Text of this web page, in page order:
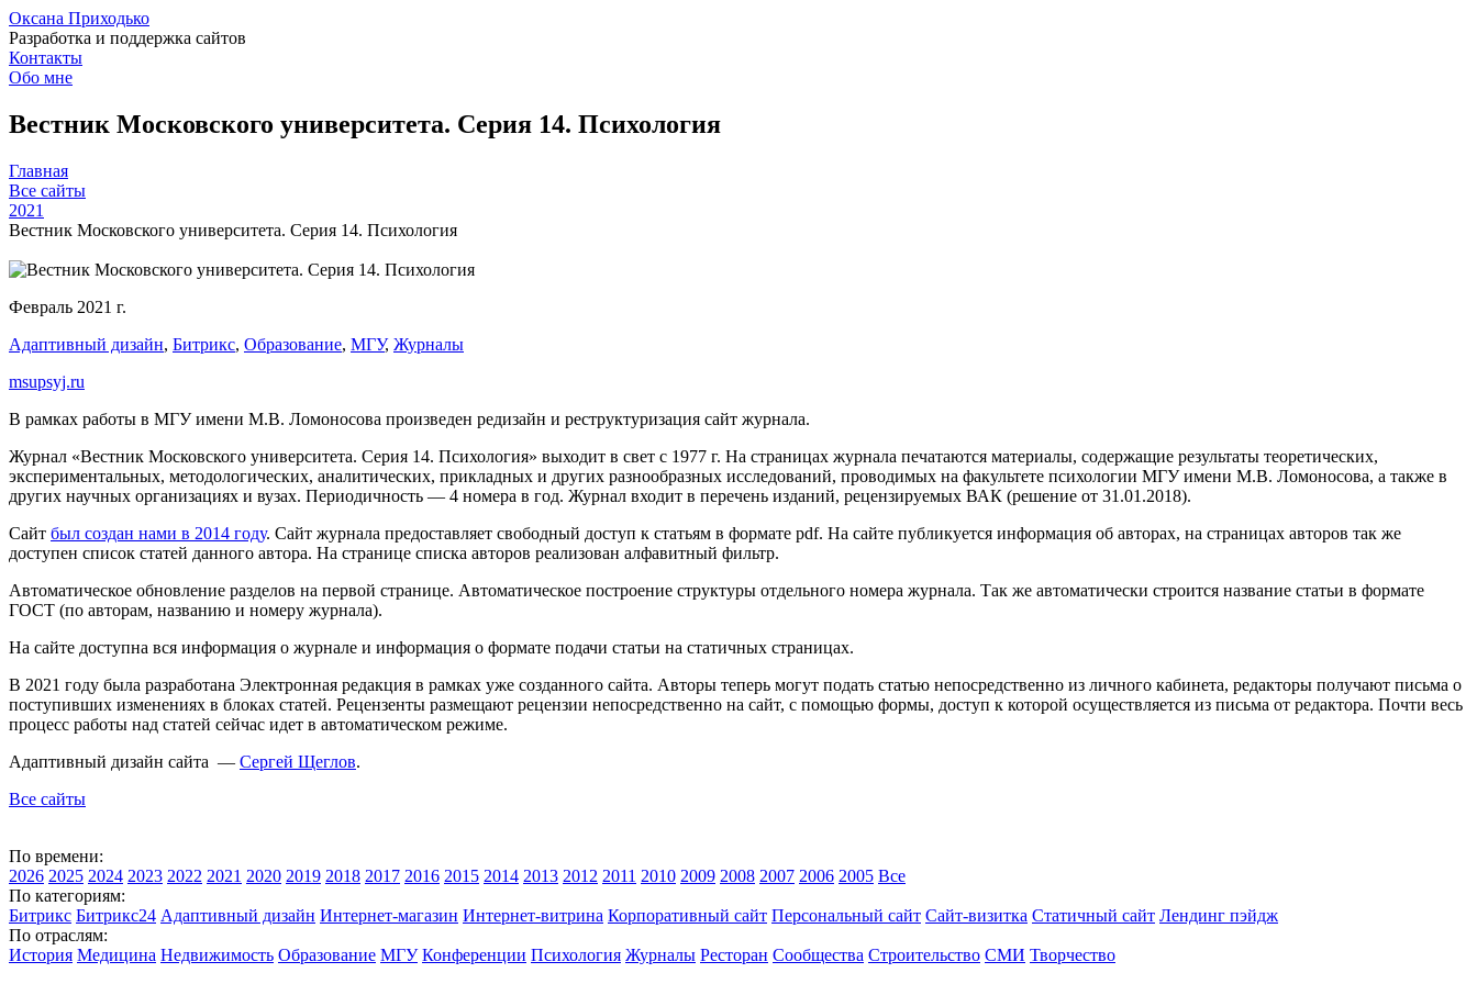
Оксана Приходько
Разработка и поддержка сайтов
Контакты
Обо мне
Вестник Московского университета. Серия 14. Психология
Главная
Все сайты
2021
Вестник Московского университета. Серия 14. Психология
Февраль 2021 г.
Адаптивный дизайн, Битрикс, Образование, МГУ, Журналы
msupsyj.ru
В рамках работы в МГУ имени М.В. Ломоносова произведен редизайн и реструктуризация сайт журнала.
Журнал «Вестник Московского университета. Серия 14. Психология» выходит в свет с 1977 г. На страницах журнала печатаются материалы, содержащие результаты теоретических,
экспериментальных, методологических, аналитических, прикладных и других разнообразных исследований, проводимых на факультете психологии МГУ имени М.В. Ломоносова, а также в
других научных организациях и вузах. Периодичность — 4 номера в год. Журнал входит в перечень изданий, рецензируемых ВАК (решение от 31.01.2018).
Сайт был создан нами в 2014 году. Сайт журнала предоставляет свободный доступ к статьям в формате pdf. На сайте публикуется информация об авторах, на страницах авторов так же
доступен список статей данного автора. На странице списка авторов реализован алфавитный фильтр.
Автоматическое обновление разделов на первой странице. Автоматическое построение структуры отдельного номера журнала. Так же автоматически строится название статьи в формате
ГОСТ (по авторам, названию и номеру журнала).
На сайте доступна вся информация о журнале и информация о формате подачи статьи на статичных страницах.
В 2021 году была разработана Электронная редакция в рамках уже созданного сайта. Авторы теперь могут подать статью непосредственно из личного кабинета, редакторы получают письма о
поступивших изменениях в блоках статей. Рецензенты размещают рецензии непосредственно на сайт, с помощью формы, доступ к которой осуществляется из письма от редактора. Почти весь
процесс работы над статей сейчас идет в автоматическом режиме.
Адаптивный дизайн сайта — Сергей Щеглов.
Все сайты
По времени:
2026 2025 2024 2023 2022 2021 2020 2019 2018 2017 2016 2015 2014 2013 2012 2011 2010 2009 2008 2007 2006 2005 Все
По категориям:
Битрикс Битрикс24 Адаптивный дизайн Интернет-магазин Интернет-витрина Корпоративный сайт Персональный сайт Сайт-визитка Статичный сайт Лендинг пэйдж
По отраслям:
История Медицина Недвижимость Образование МГУ Конференции Психология Журналы Ресторан Сообщества Строительство СМИ Творчество